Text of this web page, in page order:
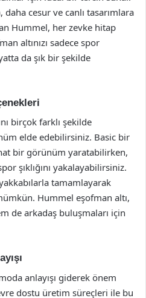
cesur ve canlı tasarımlara
Hummel, her zevke hitap
altınızı sadece spor
da şık bir şekilde
birçok farklı şekilde
elde edebilirsiniz. Basic bir
bir görünüm yaratabilirken,
şıklığını yakalayabilirsiniz.
tamamlayarak
Hummel eşofman altı,
de arkadaş buluşmaları için
anlayışı giderek önem
dostu üretim süreçleri ile bu